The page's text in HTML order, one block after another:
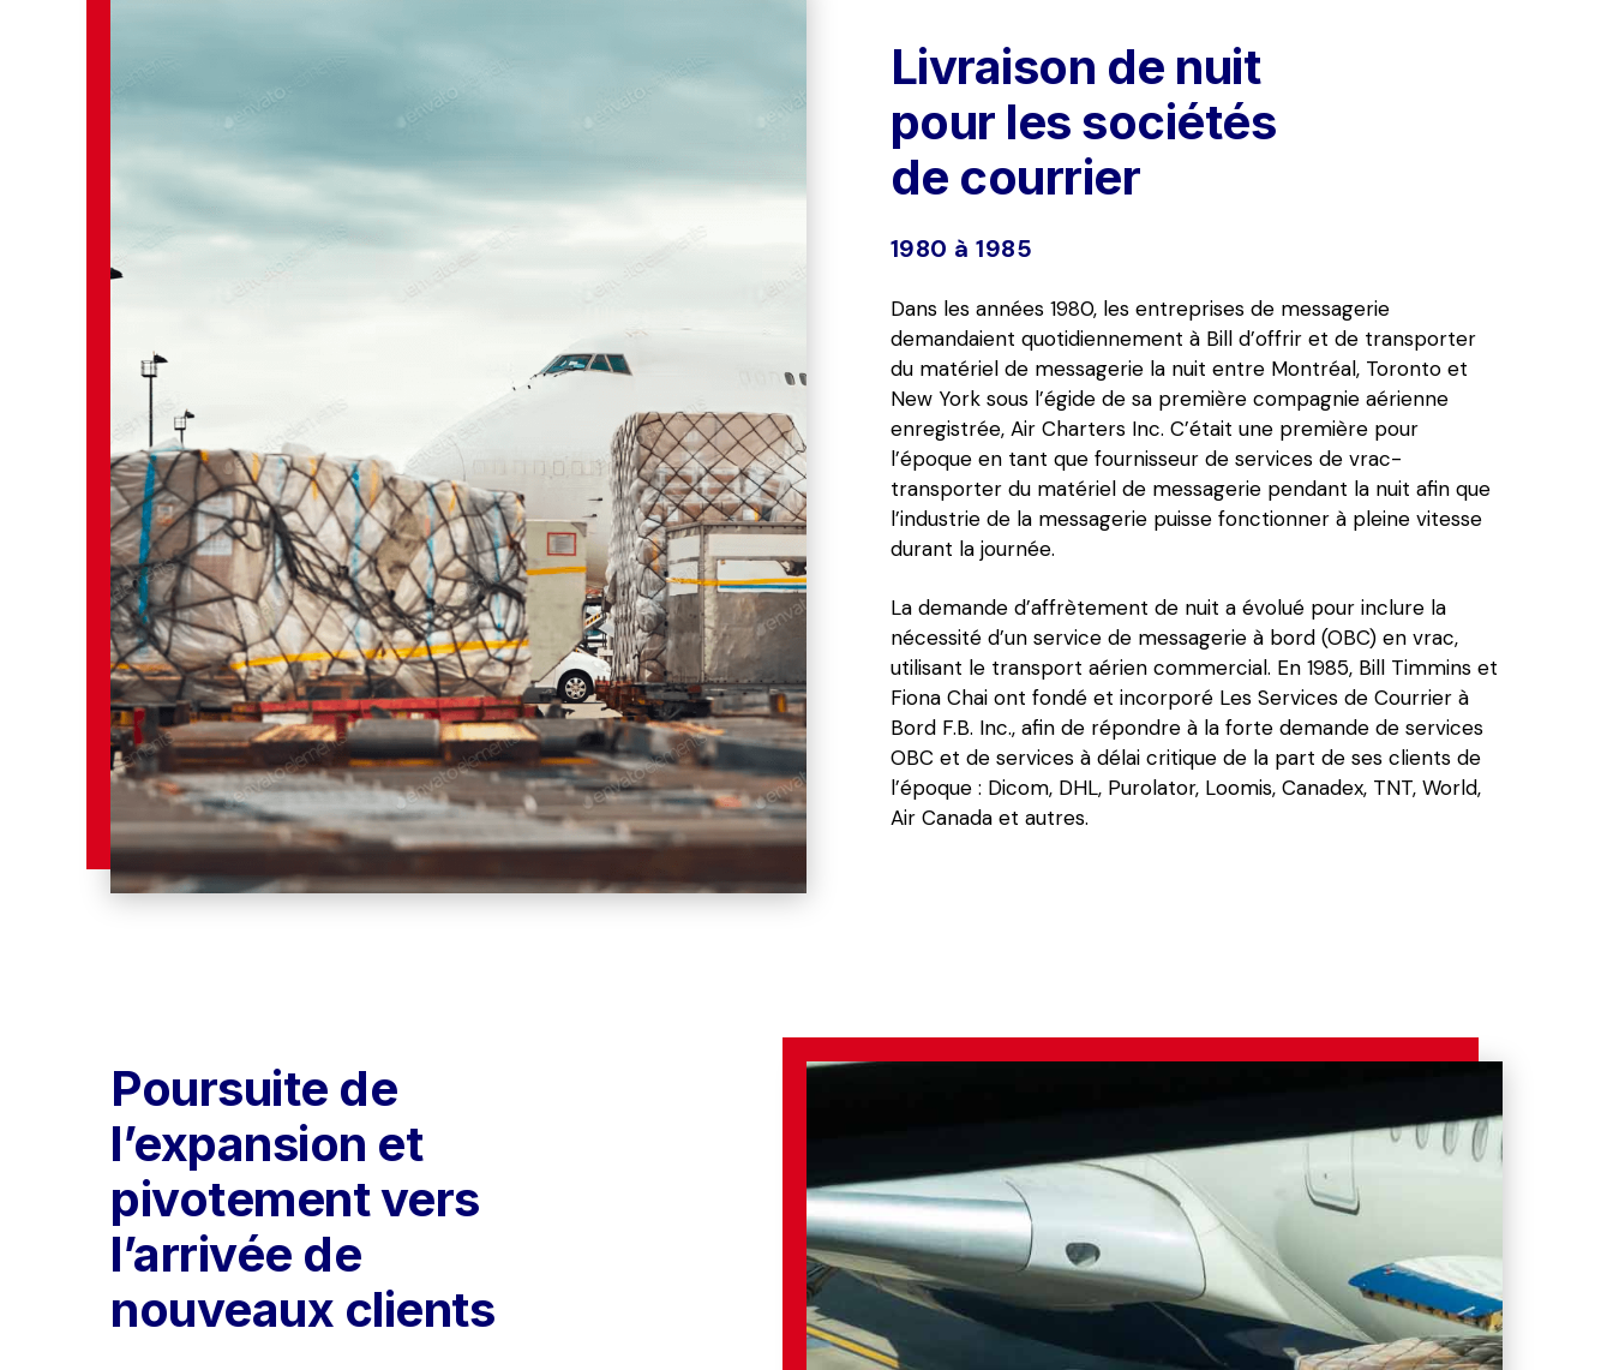
Livraison de nuit
pour les sociétés
de courrier
1980 à 1985
Dans les années 1980, les entreprises de messagerie
demandaient quotidiennement à Bill d’offrir et de transporter
du matériel de messagerie la nuit entre Montréal, Toronto et
New York sous l’égide de sa première compagnie aérienne
enregistrée, Air Charters Inc. C’était une première pour
l’époque en tant que fournisseur de services de vrac-
transporter du matériel de messagerie pendant la nuit afin que
l’industrie de la messagerie puisse fonctionner à pleine vitesse
durant la journée.
La demande d’affrètement de nuit a évolué pour inclure la
nécessité d’un service de messagerie à bord (OBC) en vrac,
utilisant le transport aérien commercial. En 1985, Bill Timmins et
Fiona Chai ont fondé et incorporé Les Services de Courrier à
Bord F.B. Inc., afin de répondre à la forte demande de services
OBC et de services à délai critique de la part de ses clients de
l’époque : Dicom, DHL, Purolator, Loomis, Canadex, TNT, World,
Air Canada et autres.
Poursuite de
l’expansion et
pivotement vers
l’arrivée de
nouveaux clients